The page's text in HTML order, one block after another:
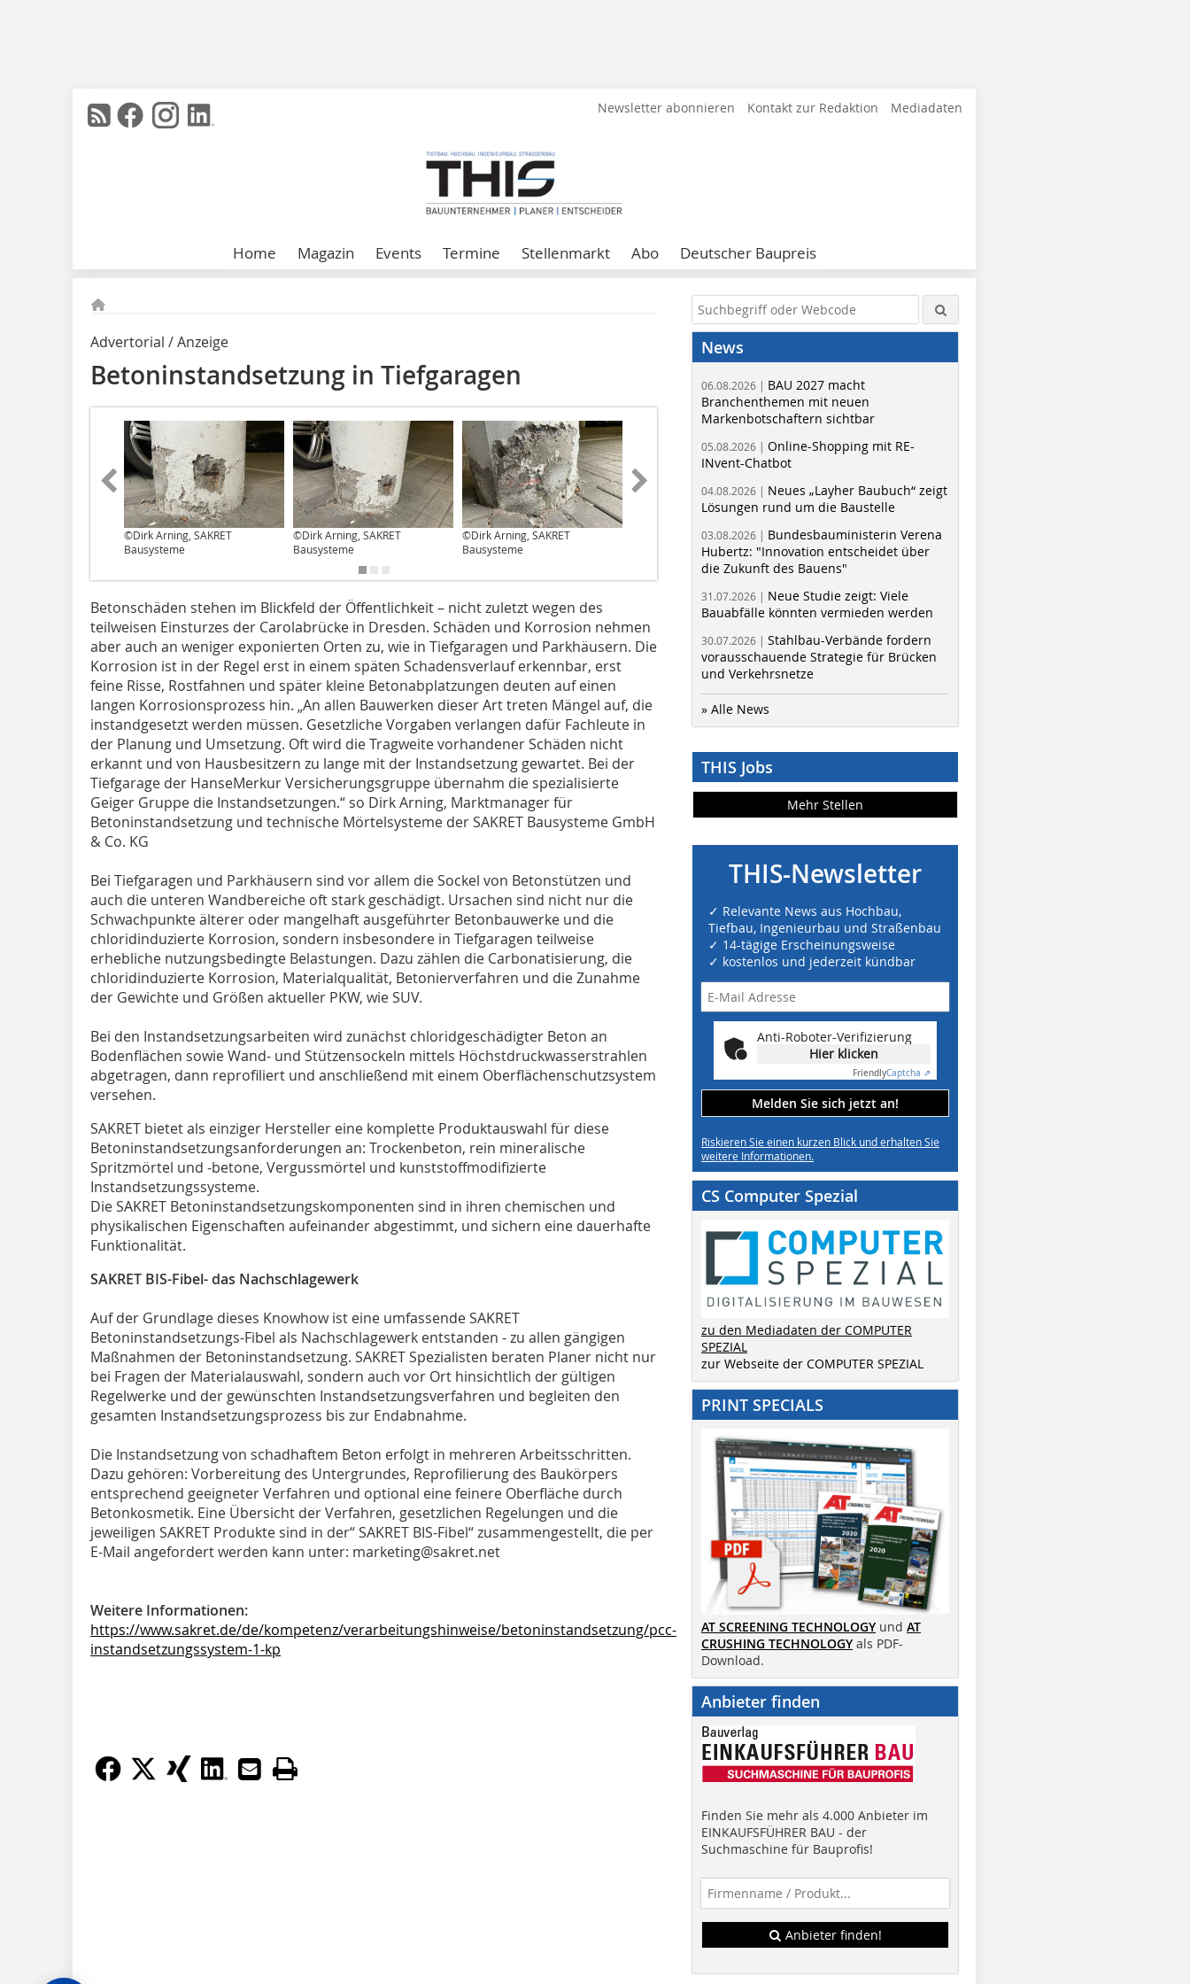
Newsletter abonnieren Kontakt zur Redaktion Mediadaten
Home Magazin Events Termine Stellenmarkt Abo Deutscher Baupreis
Advertorial / Anzeige
Betoninstandsetzung in Tiefgaragen
©Dirk Arning, SAKRET
Bausysteme
©Dirk Arning, SAKRET
Bausysteme
©Dirk Arning, SAKRET
Bausysteme
©Dirk Arning, SAKRET
©Dirk Arning, SAKRET
Bausysteme
Betonschäden stehen im Blickfeld der Öffentlichkeit – nicht zuletzt wegen des
teilweisen Einsturzes der Carolabrücke in Dresden. Schäden und Korrosion nehmen
aber auch an weniger exponierten Orten zu, wie in Tiefgaragen und Parkhäusern. Die
Korrosion ist in der Regel erst in einem späten Schadensverlauf erkennbar, erst
feine Risse, Rostfahnen und später kleine Betonabplatzungen deuten auf einen
langen Korrosionsprozess hin. „An allen Bauwerken dieser Art treten Mängel auf, die
instandgesetzt werden müssen. Gesetzliche Vorgaben verlangen dafür Fachleute in
der Planung und Umsetzung. Oft wird die Tragweite vorhandener Schäden nicht
erkannt und von Hausbesitzern zu lange mit der Instandsetzung gewartet. Bei der
Tiefgarage der HanseMerkur Versicherungsgruppe übernahm die spezialisierte
Geiger Gruppe die Instandsetzungen.“ so Dirk Arning, Marktmanager für
Betoninstandsetzung und technische Mörtelsysteme der SAKRET Bausysteme GmbH
& Co. KG
Bei Tiefgaragen und Parkhäusern sind vor allem die Sockel von Betonstützen und
auch die unteren Wandbereiche oft stark geschädigt. Ursachen sind nicht nur die
Schwachpunkte älterer oder mangelhaft ausgeführter Betonbauwerke und die
chloridinduzierte Korrosion, sondern insbesondere in Tiefgaragen teilweise
erhebliche nutzungsbedingte Belastungen. Dazu zählen die Carbonatisierung, die
chloridinduzierte Korrosion, Materialqualität, Betonierverfahren und die Zunahme
der Gewichte und Größen aktueller PKW, wie SUV.
Bei den Instandsetzungsarbeiten wird zunächst chloridgeschädigter Beton an
Bodenflächen sowie Wand- und Stützensockeln mittels Höchstdruckwasserstrahlen
abgetragen, dann reprofiliert und anschließend mit einem Oberflächenschutzsystem
versehen.
SAKRET bietet als einziger Hersteller eine komplette Produktauswahl für diese
Betoninstandsetzungsanforderungen an: Trockenbeton, rein mineralische
Spritzmörtel und -betone, Vergussmörtel und kunststoffmodifizierte
Instandsetzungssysteme.
Die SAKRET Betoninstandsetzungskomponenten sind in ihren chemischen und
physikalischen Eigenschaften aufeinander abgestimmt, und sichern eine dauerhafte
Funktionalität.
SAKRET BIS-Fibel- das Nachschlagewerk
Auf der Grundlage dieses Knowhow ist eine umfassende SAKRET
Betoninstandsetzungs-Fibel als Nachschlagewerk entstanden - zu allen gängigen
Maßnahmen der Betoninstandsetzung. SAKRET Spezialisten beraten Planer nicht nur
bei Fragen der Materialauswahl, sondern auch vor Ort hinsichtlich der gültigen
Regelwerke und der gewünschten Instandsetzungsverfahren und begleiten den
gesamten Instandsetzungsprozess bis zur Endabnahme.
Die Instandsetzung von schadhaftem Beton erfolgt in mehreren Arbeitsschritten.
Dazu gehören: Vorbereitung des Untergrundes, Reprofilierung des Baukörpers
entsprechend geeigneter Verfahren und optional eine feinere Oberfläche durch
Betonkosmetik. Eine Übersicht der Verfahren, gesetzlichen Regelungen und die
jeweiligen SAKRET Produkte sind in der“ SAKRET BIS-Fibel“ zusammengestellt, die per
E-Mail angefordert werden kann unter: marketing@sakret.net
Weitere Informationen:
https://www.sakret.de/de/kompetenz/verarbeitungshinweise/betoninstandsetzung/pcc-
instandsetzungssystem-1-kp
News
06.08.2026 | BAU 2027 macht
Branchenthemen mit neuen
Markenbotschaftern sichtbar
05.08.2026 | Online-Shopping mit RE-
INvent-Chatbot
04.08.2026 | Neues „Layher Baubuch“ zeigt
Lösungen rund um die Baustelle
03.08.2026 | Bundesbauministerin Verena
Hubertz: "Innovation entscheidet über
die Zukunft des Bauens"
31.07.2026 | Neue Studie zeigt: Viele
Bauabfälle könnten vermieden werden
30.07.2026 | Stahlbau-Verbände fordern
vorausschauende Strategie für Brücken
und Verkehrsnetze
» Alle News
THIS Jobs
Mehr Stellen
THIS-Newsletter
✓ Relevante News aus Hochbau,
Tiefbau, Ingenieurbau und Straßenbau
✓ 14-tägige Erscheinungsweise
✓ kostenlos und jederzeit kündbar
Anti-Roboter-Verifizierung
Hier klicken
FriendlyCaptcha ⇗
Melden Sie sich jetzt an!
Riskieren Sie einen kurzen Blick und erhalten Sie
weitere Informationen.
CS Computer Spezial
zu den Mediadaten der COMPUTER
SPEZIAL
zur Webseite der COMPUTER SPEZIAL
PRINT SPECIALS
AT SCREENING TECHNOLOGY und AT
CRUSHING TECHNOLOGY als PDF-
Download.
Anbieter finden
Finden Sie mehr als 4.000 Anbieter im
EINKAUFSFÜHRER BAU - der
Suchmaschine für Bauprofis!
Anbieter finden!